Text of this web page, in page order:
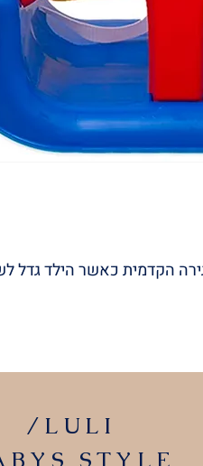
הקדמית כאשר הילד גדל
/LULI
STYLE